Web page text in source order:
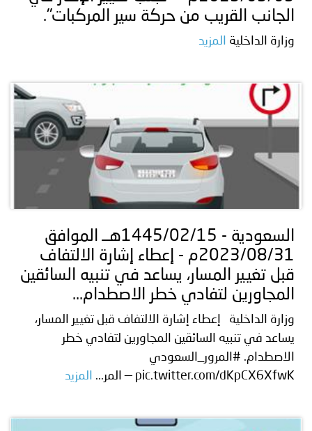
الجانب القريب من حركة سير المركبات".
وزارة الداخلية المزيد
السعودية - 1445/02/15هــ الموافق
2023/08/31م - إعطاء إشارة الالتفاف
قبل تغيير المسار، يساعد في تنبيه السائقين
المجاورين لتفادي خطر الاصطدام...
وزارة الداخلية إعطاء إشارة الالتفاف قبل تغيير المسار،
يساعد في تنبيه السائقين المجاورين لتفادي خطر
الاصطدام. #المرور_السعودي
pic.twitter.com/dKpCX6XfwK — المر...
المزيد